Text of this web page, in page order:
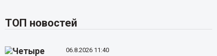
ТОП новостей
06.8.2026 11:40